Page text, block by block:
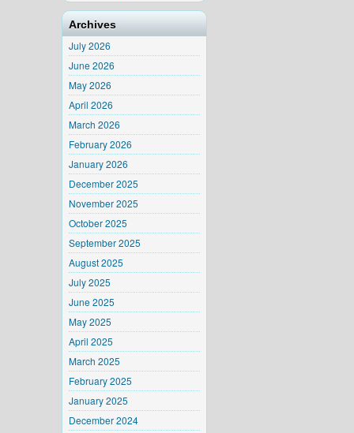
Archives
July 2026
June 2026
May 2026
April 2026
March 2026
February 2026
January 2026
December 2025
November 2025
October 2025
September 2025
August 2025
July 2025
June 2025
May 2025
April 2025
March 2025
February 2025
January 2025
December 2024